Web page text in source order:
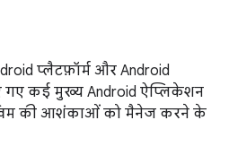
प्लैटफ़ॉर्म और Android
गए कई मुख्य Android ऐप्लिकेशन
की आशंकाओं को मैनेज करने के